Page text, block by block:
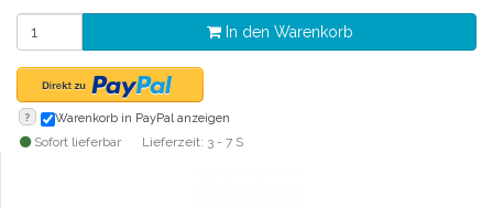
In den Warenkorb
? Warenkorb in PayPal anzeigen
Sofort lieferbar Lieferzeit: 3 - 7 S